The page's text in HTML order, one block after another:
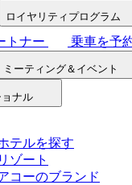
ロイヤリティプログラム
トナー
乗車を予
ミーティング＆イベント
ナル
テルを探す
リゾート
コーのブランド